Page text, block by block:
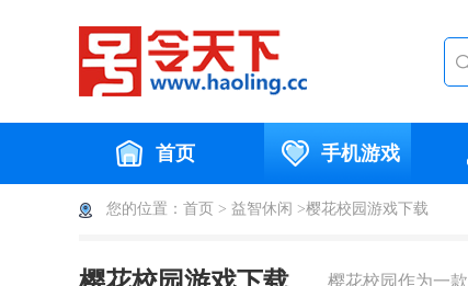
首页 手机游戏
您的位置： 首页 > 益智休闲 >樱花校园游戏下载
樱花校园作为一